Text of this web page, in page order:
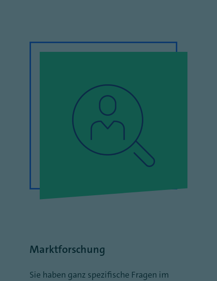
Marktforschung
Sie haben ganz spezifische Fragen im